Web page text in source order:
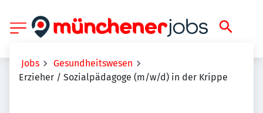
Jobs
Gesundheitswesen
Erzieher / Sozialpädagoge (m/w/d) in der Krippe